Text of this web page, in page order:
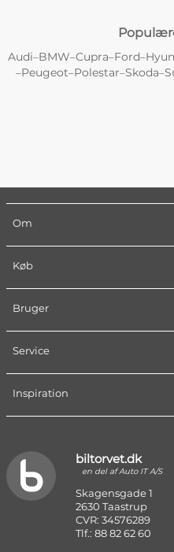
Audi–BMW–Cupra–Ford–
–Peugeot–Polestar–Skoda–
Om
Køb
Bruger
Service
Inspiration
biltorvet.dk
en del af Auto IT A/S
Skagensgade 1
2630 Taastrup
CVR: 34576289
Tlf.: 88 82 62 60